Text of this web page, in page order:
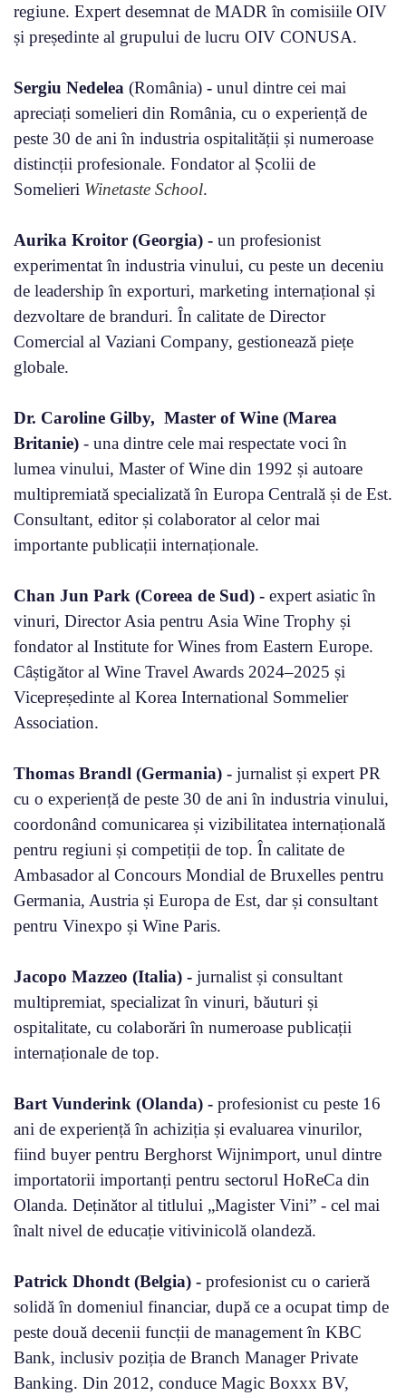
regiune. Expert desemnat de MADR în comisiile OIV
și președinte al grupului de lucru OIV CONUSA.
Sergiu Nedelea (România) - unul dintre cei mai
apreciați somelieri din România, cu o experiență de
peste 30 de ani în industria ospitalității și numeroase
distincții profesionale. Fondator al Școlii de
Somelieri Winetaste School.
Aurika Kroitor (Georgia) - un profesionist
experimentat în industria vinului, cu peste un deceniu
de leadership în exporturi, marketing internațional și
dezvoltare de branduri. În calitate de Director
Comercial al Vaziani Company, gestionează piețe
globale.
Dr. Caroline Gilby, Master of Wine (Marea
Britanie) - una dintre cele mai respectate voci în
lumea vinului, Master of Wine din 1992 și autoare
multipremiată specializată în Europa Centrală și de Est.
Consultant, editor și colaborator al celor mai
importante publicații internaționale.
Chan Jun Park (Coreea de Sud) - expert asiatic în
vinuri, Director Asia pentru Asia Wine Trophy și
fondator al Institute for Wines from Eastern Europe.
Câștigător al Wine Travel Awards 2024–2025 și
Vicepreședinte al Korea International Sommelier
Association.
Thomas Brandl (Germania) - jurnalist și expert PR
cu o experiență de peste 30 de ani în industria vinului,
coordonând comunicarea și vizibilitatea internațională
pentru regiuni și competiții de top. În calitate de
Ambasador al Concours Mondial de Bruxelles pentru
Germania, Austria și Europa de Est, dar și consultant
pentru Vinexpo și Wine Paris.
Jacopo Mazzeo (Italia) - jurnalist și consultant
multipremiat, specializat în vinuri, băuturi și
ospitalitate, cu colaborări în numeroase publicații
internaționale de top.
Bart Vunderink (Olanda) - profesionist cu peste 16
ani de experiență în achiziția și evaluarea vinurilor,
fiind buyer pentru Berghorst Wijnimport, unul dintre
importatorii importanți pentru sectorul HoReCa din
Olanda. Deținător al titlului „Magister Vini” - cel mai
înalt nivel de educație vitivinicolă olandeză.
Patrick Dhondt (Belgia) - profesionist cu o carieră
solidă în domeniul financiar, după ce a ocupat timp de
peste două decenii funcții de management în KBC
Bank, inclusiv poziția de Branch Manager Private
Banking. Din 2012, conduce Magic Boxxx BV,